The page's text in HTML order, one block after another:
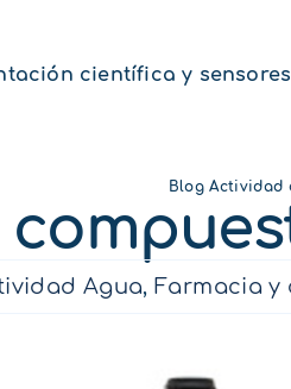
científica y sensores
Blog Actividad
Agua,Farmacia y